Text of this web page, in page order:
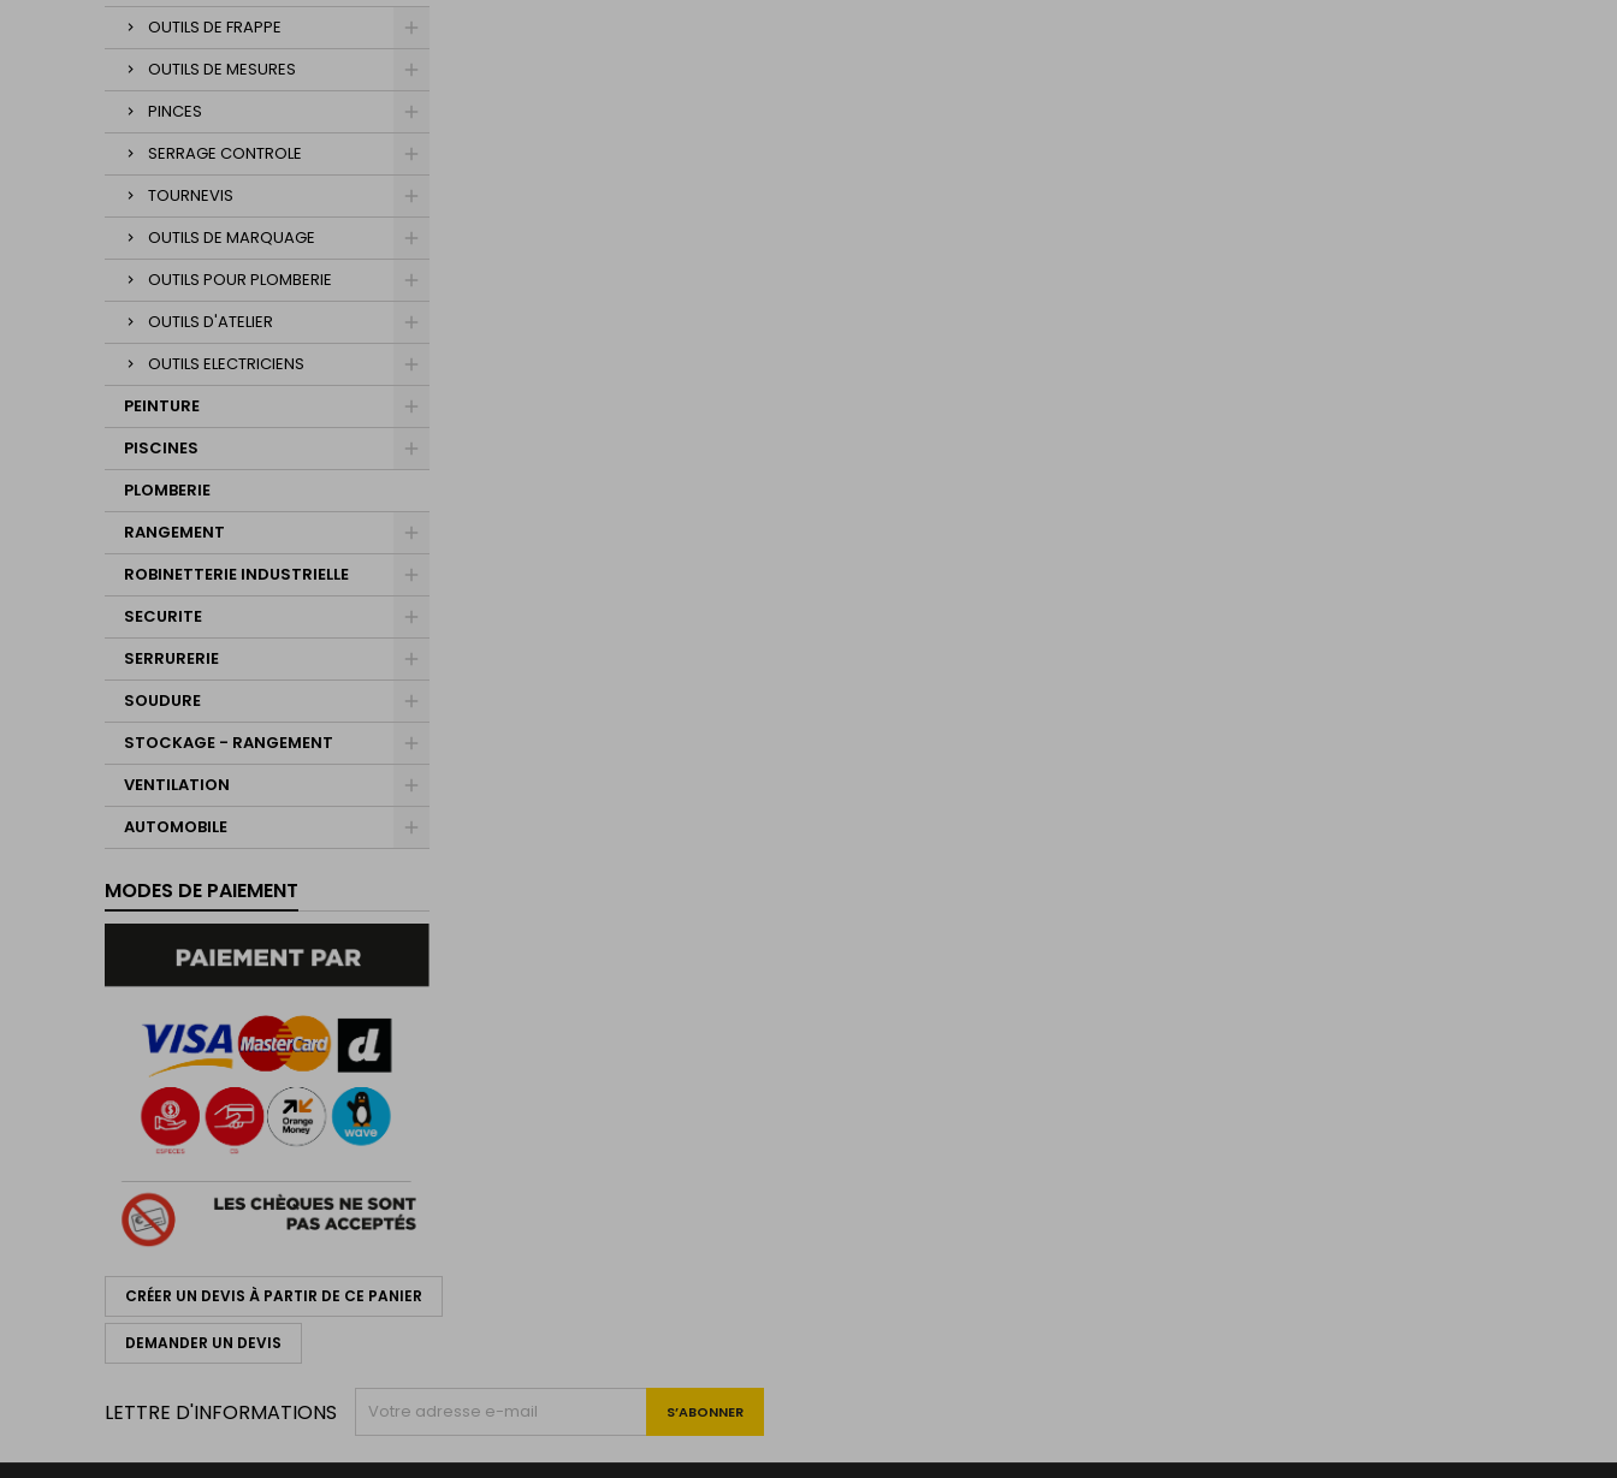
OUTILS DE FRAPPE
OUTILS DE MESURES
PINCES
SERRAGE CONTROLE
TOURNEVIS
OUTILS DE MARQUAGE
OUTILS POUR PLOMBERIE
OUTILS D'ATELIER
OUTILS ELECTRICIENS
PEINTURE
PISCINES
PLOMBERIE
RANGEMENT
ROBINETTERIE INDUSTRIELLE
SECURITE
SERRURERIE
SOUDURE
STOCKAGE - RANGEMENT
VENTILATION
AUTOMOBILE
MODES DE PAIEMENT
CRÉER UN DEVIS À PARTIR DE CE PANIER
DEMANDER UN DEVIS
LETTRE D'INFORMATIONS